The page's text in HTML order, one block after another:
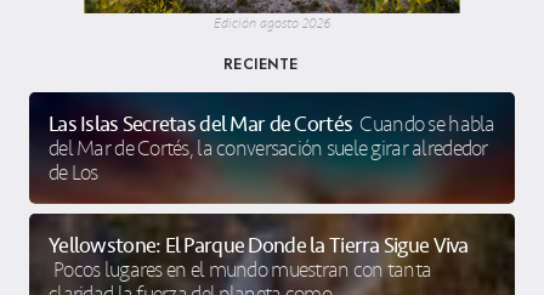
Edición agosto 2026
RECIENTE
Las Islas Secretas del Mar de Cortés Cuando se habla
del Mar de Cortés, la conversación suele girar alrededor
de Los
Yellowstone: El Parque Donde la Tierra Sigue Viva
Pocos lugares en el mundo muestran con tanta